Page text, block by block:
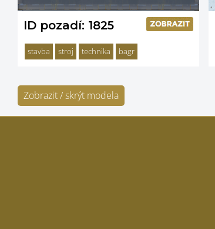
ID pozadí: 1825
stavba stroj technika bagr
Zobrazit / skrýt modela